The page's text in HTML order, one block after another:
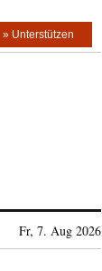
» Unterstützen
Fr, 7. Aug 2026